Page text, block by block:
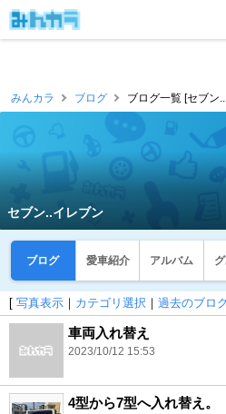
みんカラ ブログ ブログ一覧 [セブン
セブン..イレブン
ブログ 愛車紹介 アルバム
[ 写真表示 ｜ カテゴリ選択 ｜ 過去のブロ
車両入れ替え
2023/10/12 15:53
4型から7型へ入れ替え。